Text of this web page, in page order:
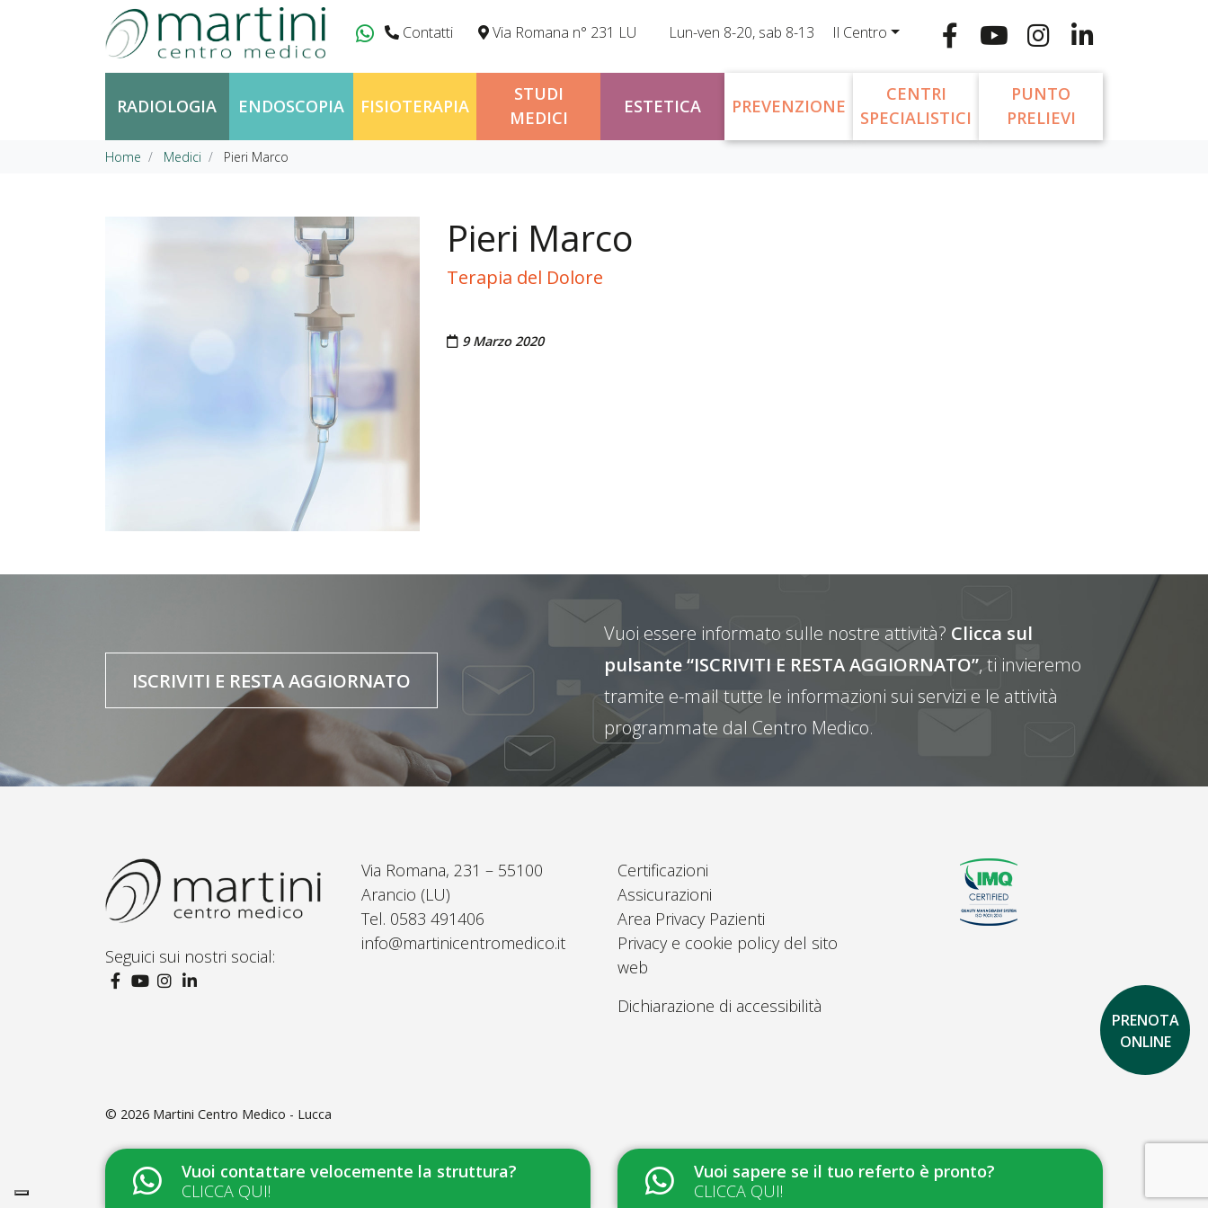
Vai al contenuto
Contatti Via Romana n° 231 LU Lun-ven 8-20, sab 8-13 Il Centro
RADIOLOGIA ENDOSCOPIA FISIOTERAPIA
STUDI
MEDICI
ESTETICA PREVENZIONE
CENTRI
SPECIALISTICI
PUNTO
PRELIEVI
Home Medici Pieri Marco
Pieri Marco
Terapia del Dolore
Pubblicato il
9 Marzo 2020
ISCRIVITI E RESTA AGGIORNATO
Vuoi essere informato sulle nostre attività? Clicca sul
pulsante “ISCRIVITI E RESTA AGGIORNATO”, ti invieremo
tramite e-mail tutte le informazioni sui servizi e le attività
programmate dal Centro Medico.
Seguici sui nostri social:
Via Romana, 231 – 55100
Arancio (LU)
Tel. 0583 491406
info@martinicentromedico.it
Certificazioni
Assicurazioni
Area Privacy Pazienti
Privacy e cookie policy del sito
web
Dichiarazione di accessibilità
© 2026 Martini Centro Medico - Lucca
PRENOTA
ONLINE
Vuoi contattare velocemente la struttura?
CLICCA QUI!
Vuoi sapere se il tuo referto è pronto?
CLICCA QUI!